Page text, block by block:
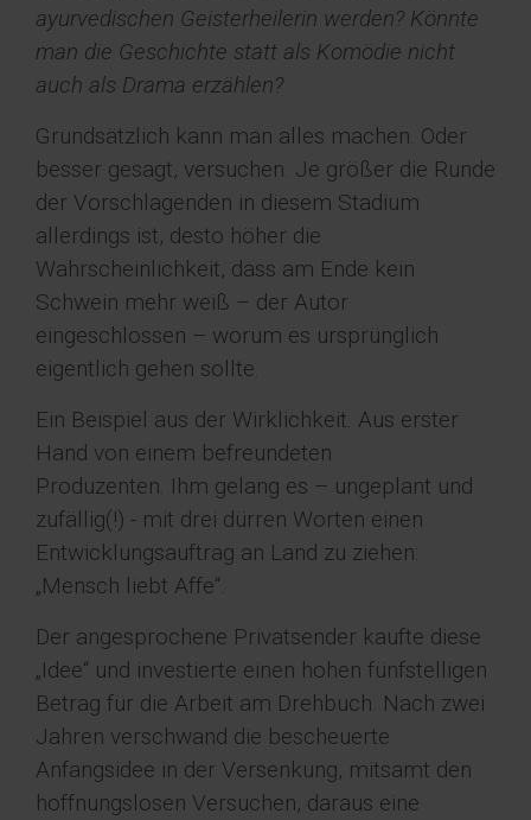
ayurvedischen Geisterheilerin werden? Könnte
man die Geschichte statt als Komödie nicht
auch als Drama erzählen?
Grundsätzlich kann man alles machen. Oder
besser gesagt, versuchen. Je größer die Runde
der Vorschlagenden in diesem Stadium
allerdings ist, desto höher die
Wahrscheinlichkeit, dass am Ende kein
Schwein mehr weiß – der Autor
eingeschlossen – worum es ursprünglich
eigentlich gehen sollte.
Ein Beispiel aus der Wirklichkeit. Aus erster
Hand von einem befreundeten
Produzenten. Ihm gelang es – ungeplant und
zufällig(!) - mit drei dürren Worten einen
Entwicklungsauftrag an Land zu ziehen:
„Mensch liebt Affe“.
Der angesprochene Privatsender kaufte diese
„Idee“ und investierte einen hohen fünfstelligen
Betrag für die Arbeit am Drehbuch. Nach zwei
Jahren verschwand die bescheuerte
Anfangsidee in der Versenkung, mitsamt den
hoffnungslosen Versuchen, daraus eine